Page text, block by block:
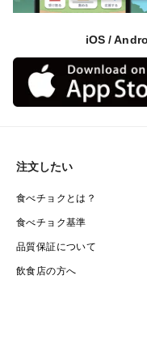
iOS /
注文したい
食べチョクとは？
食べチョク基準
品質保証について
飲食店の方へ